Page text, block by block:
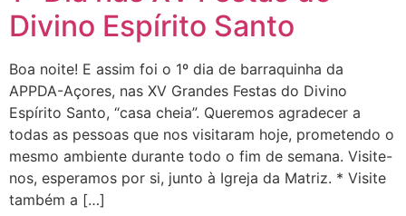
Divino Espírito Santo
Boa noite! E assim foi o 1º dia de barraquinha da
APPDA-Açores, nas XV Grandes Festas do Divino
Espírito Santo, “casa cheia”. Queremos agradecer a
todas as pessoas que nos visitaram hoje, prometendo o
mesmo ambiente durante todo o fim de semana. Visite-
nos, esperamos por si, junto à Igreja da Matriz. * Visite
também a […]